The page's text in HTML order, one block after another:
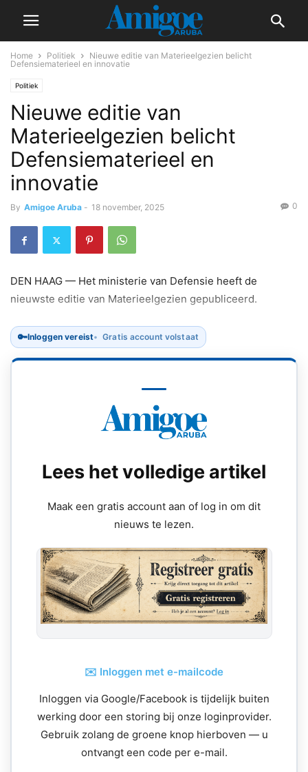
Home Politiek
Nieuwe editie van Materieelgezien belicht
Defensiematerieel en innovatie
Politiek
Nieuwe editie van
Materieelgezien belicht
Defensiematerieel en
innovatie
By Amigoe Aruba - 18 november, 2025 0
DEN HAAG — Het ministerie van Defensie heeft de
nieuwste editie van Materieelgezien gepubliceerd.
🔑Inloggen vereist Gratis account volstaat
Lees het volledige artikel
Maak een gratis account aan of log in om dit
nieuws te lezen.
✉️ Inloggen met e-mailcode
Inloggen via Google/Facebook is tijdelijk buiten
werking door een storing bij onze loginprovider.
Gebruik zolang de groene knop hierboven — u
ontvangt een code per e-mail.